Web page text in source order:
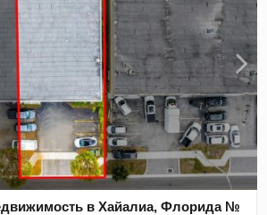
в Хайалиа, Флорида №